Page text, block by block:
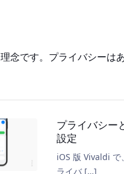
念です。プライバシーは
プライバシー
設定
iOS 版 Vivaldi で
ライバ […]